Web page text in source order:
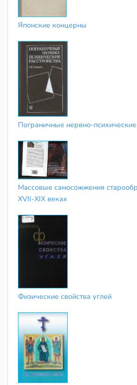
Японские концерны
Пограничные нервно-психические
Массовые самосожжения
XVII-XIX веках
Физические свойства углей